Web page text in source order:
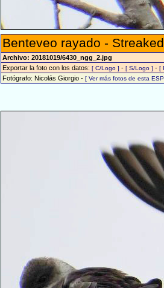
Benteveo rayado -
Archivo: 20181019/6430_ngg_2.jpg
Exportar la foto con los datos: [ C/Logo ] - [ S/Logo ] - [
Fotógrafo: Nicolás Giorgio - [ Ver más fotos de esta